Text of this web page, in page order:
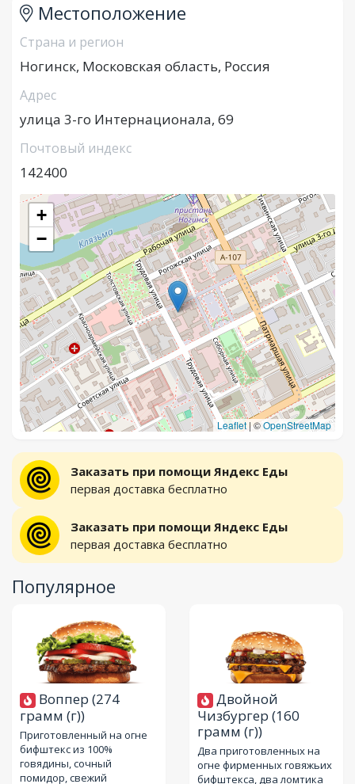
Местоположение
Страна и регион
Ногинск, Московская область, Россия
Адрес
улица 3-го Интернационала, 69
Почтовый индекс
142400
+
−
Leaflet |©OpenStreetMap
Заказать при помощи Яндекс Еды
первая доставка бесплатно
Заказать при помощи Яндекс Еды
первая доставка бесплатно
Популярное
Воппер(274
грамм (г))
Приготовленный на огне
бифштекс из 100%
говядины, сочный
помидор, свежий
Двойной
Чизбургер (160
грамм (г))
Два приготовленных на
огне фирменных говяжьих
бифштекса, два ломтика